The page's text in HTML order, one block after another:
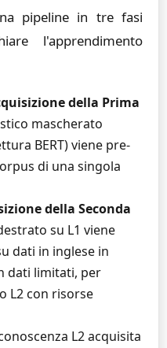
pipeline in tre fasi
l'apprendimento
della Prima
mascherato
BERT) viene pre-
di una singola
della Seconda
su L1 viene
dati in inglese in
dati limitati, per
L2 con risorse
L2 acquisita